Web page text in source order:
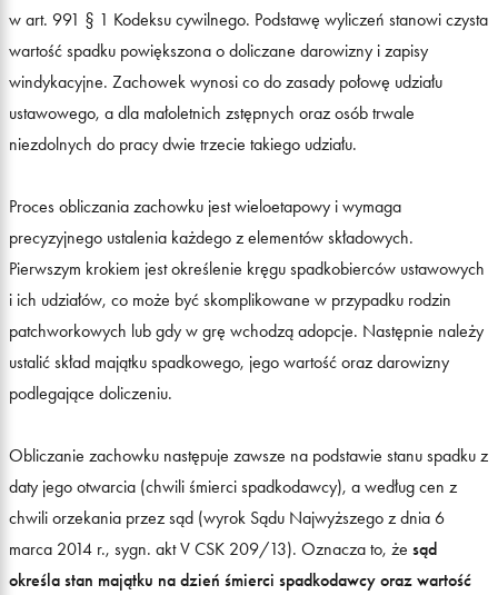
w art. 991 § 1 Kodeksu cywilnego. Podstawę wyliczeń stanowi czysta
wartość spadku powiększona o doliczane darowizny i zapisy
windykacyjne. Zachowek wynosi co do zasady połowę udziału
ustawowego, a dla małoletnich zstępnych oraz osób trwale
niezdolnych do pracy dwie trzecie takiego udziału.
Proces obliczania zachowku jest wieloetapowy i wymaga
precyzyjnego ustalenia każdego z elementów składowych.
Pierwszym krokiem jest określenie kręgu spadkobierców ustawowych
i ich udziałów, co może być skomplikowane w przypadku rodzin
patchworkowych lub gdy w grę wchodzą adopcje. Następnie należy
ustalić skład majątku spadkowego, jego wartość oraz darowizny
podlegające doliczeniu.
Obliczanie zachowku następuje zawsze na podstawie stanu spadku z
daty jego otwarcia (chwili śmierci spadkodawcy), a według cen z
chwili orzekania przez sąd (wyrok Sądu Najwyższego z dnia 6
marca 2014 r., sygn. akt V CSK 209/13). Oznacza to, że sąd
określa stan majątku na dzień śmierci spadkodawcy oraz wartość